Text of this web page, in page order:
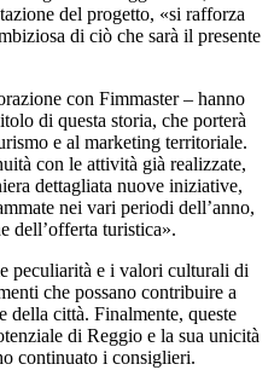
del progetto, «si rafforza
di ciò che sarà il presente
con Fimmaster – hanno
di questa storia, che porterà
e al marketing territoriale.
con le attività già realizzate,
dettagliata nuove iniziative,
nei vari periodi dell’anno,
dell’offerta turistica».
peculiarità e i valori culturali di
che possano contribuire a
della città. Finalmente, queste
di Reggio e la sua unicità
continuato i consiglieri.